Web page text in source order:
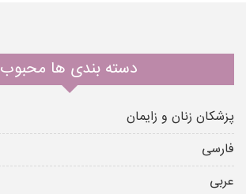
دسته بندی ها محبوب
پزشکان زنان و زایمان
فارسی
عربی